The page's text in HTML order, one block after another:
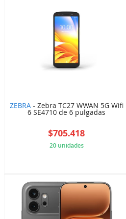
ZEBRA- Zebra TC27 WWAN 5G Wifi
6 SE4710 de 6 pulgadas
$705.418
20 unidades